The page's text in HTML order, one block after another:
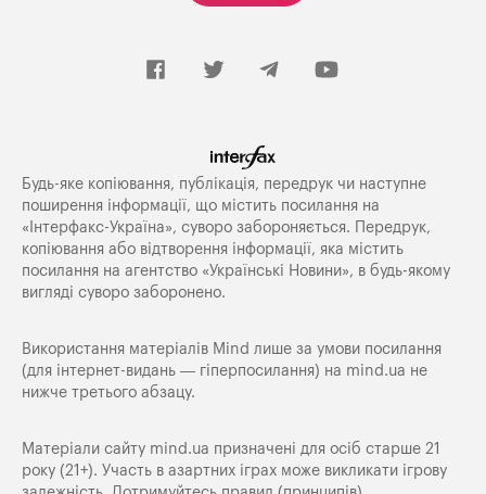
Будь-яке копiювання, публiкацiя, передрук чи наступне
поширення iнформацiї, що мiстить посилання на
«Iнтерфакс-Україна», суворо забороняється. Передрук,
копіювання або відтворення інформації, яка містить
посилання на агентство «Українські Новини», в будь-якому
вигляді суворо заборонено.
Використання матеріалів Mind лише за умови посилання
(для інтернет-видань — гіперпосилання) на mind.ua не
нижче третього абзацу.
Матеріали сайту mind.ua призначені для осіб старше 21
року (21+). Участь в азартних іграх може викликати ігрову